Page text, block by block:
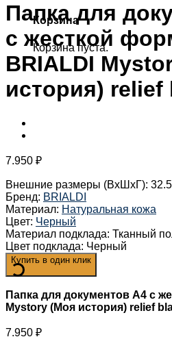
Корзина
Корзина пуста.
Папка для
с жесткой
BRIALDI
история) relief
7.950 ₽
Внешние размеры (ВхШхГ):
Бренд: BRIALDI
Материал: Натуральная кожа
Цвет: Черный
Материал подклада: Тканный
Цвет подклада: Черный
Купить в один клик
Папка для документов А4 с
Mystory (Моя история) relief
7.950 ₽